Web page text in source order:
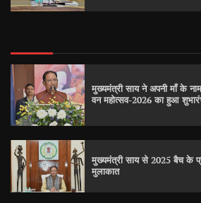
मुख्यमंत्री साय ने अपनी माँ के
वन महोत्सव-2026 का हुआ
मुख्यमंत्री साय से 2025 बैच के
मुलाकात